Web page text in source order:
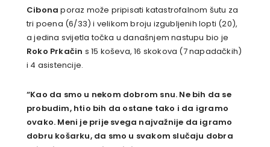
Cibona poraz može pripisati katastrofalnom šutu za
tri poena (6/33) i velikom broju izgubljenih lopti (20),
a jedina svijetla točka u današnjem nastupu bio je
Roko Prkačin s 15 koševa, 16 skokova (7 napadačkih)
i 4 asistencije.
“Kao da smo u nekom dobrom snu. Ne bih da se
probudim, htio bih da ostane tako i da igramo
ovako. Meni je prije svega najvažnije da igramo
dobru košarku, da smo u svakom slučaju dobra